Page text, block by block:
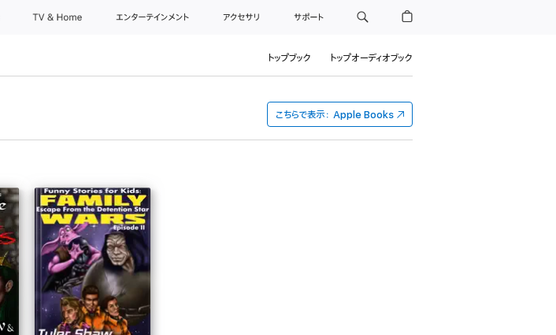
TV & Home エンターテインメント アクセサリ サポート
トップブック トップオーディオブック
こちらで表示： Apple Books